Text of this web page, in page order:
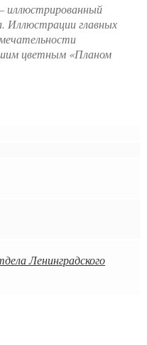
иллюстрированный
Иллюстрации главных
цветным «Планом
Ленинградского